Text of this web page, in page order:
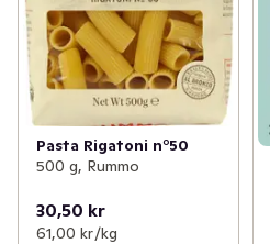
Pasta Rigatoni n°50
500 g, Rummo
30,50 kr
61,00 kr /kg